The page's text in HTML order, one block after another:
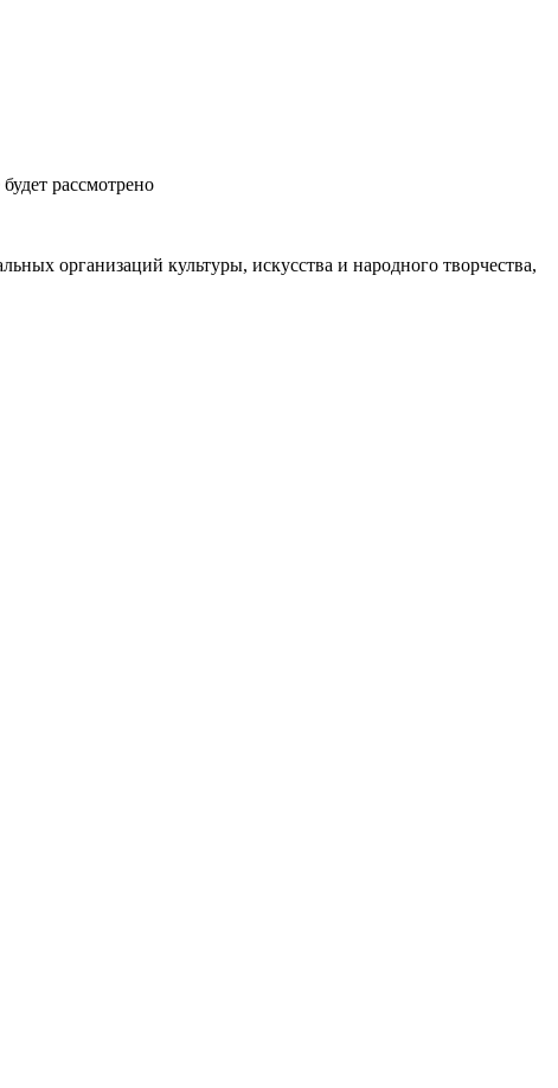
рассмотрено
организаций культуры, искусства и народного творчества,